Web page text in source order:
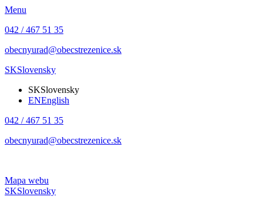
Menu
042 / 467 51 35
obecnyurad@obecstrezenice.sk
SKSlovensky
SKSlovensky
ENEnglish
042 / 467 51 35
obecnyurad@obecstrezenice.sk
Mapa webu
SKSlovensky